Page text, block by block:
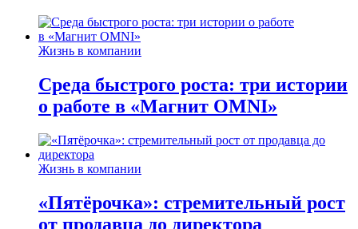
Жизнь в компании
Среда быстрого роста: три истории
о работе в «Магнит OMNI»
Жизнь в компании
«Пятёрочка»: стремительный рост
от продавца до директора